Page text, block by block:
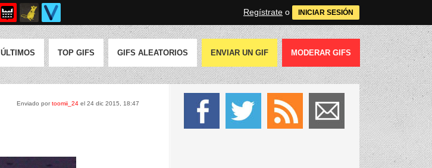
Regístrate o INICIAR SESIÓN
ÚLTIMOS TOP GIFS GIFS ALEATORIOS ENVIAR UN GIF MODERAR GIFS
Enviado portoomii_24 el 24 dic 2015, 18:47